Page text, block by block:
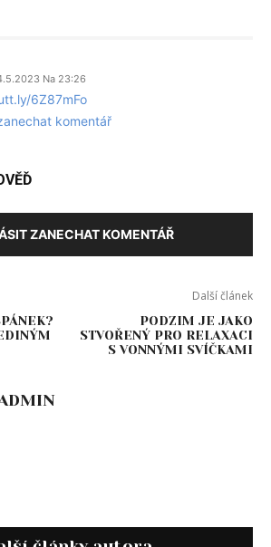
Na 23:26
6Z87mFo
komentář
ZANECHAT KOMENTÁŘ
Další článek
PODZIM JE JAKO
STVOŘENÝ PRO RELAXACI
S VONNÝMI SVÍČKAMI